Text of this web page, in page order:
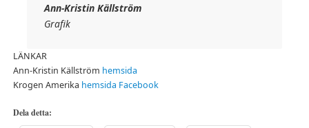
Ann-Kristin Källström
Grafik
LÄNKAR
Ann-Kristin Källström hemsida
Krogen Amerika hemsida Facebook
Dela detta: